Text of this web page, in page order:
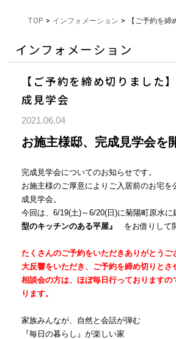
TOP > インフォメーション > 【ご予約を
インフォメーション
【ご予約を締め切りました
成見学会
2021.06.04
お施主様邸、完成見学会を
完成見学会についてのお知らせです。
お施主様のご厚意によりご入居前のお宅を
成見学会。
今回は、6/19(土)～6/20(日)に菊陽町原水に
型のキッチンのある平屋』 をお借りして
たくさんのご予約をいただきありがとうご
大反響をいただき、ご予約を締め切りとさ
相談会の方は、ほぼ毎日行っておりますの
ります。
家族みんなが、自然と会話が弾む
『毎日の暮らし』が楽しい家